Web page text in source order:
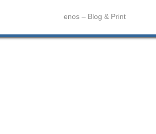
enos – Blog & Print